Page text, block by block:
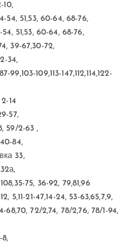
10,
54, 51,53, 60-64, 68-76,
51,53, 60-64, 68-76,
39-67,30-72,
34,
109,113-147,112,114,122-
14
57,
59/2-63 ,
84,
33,
75, 36-92, 79,81,96
5,11-21-47,14-24, 53-63,65,7,9,
68,70, 72/2,74, 78/2,76, 78/1-94,
8,